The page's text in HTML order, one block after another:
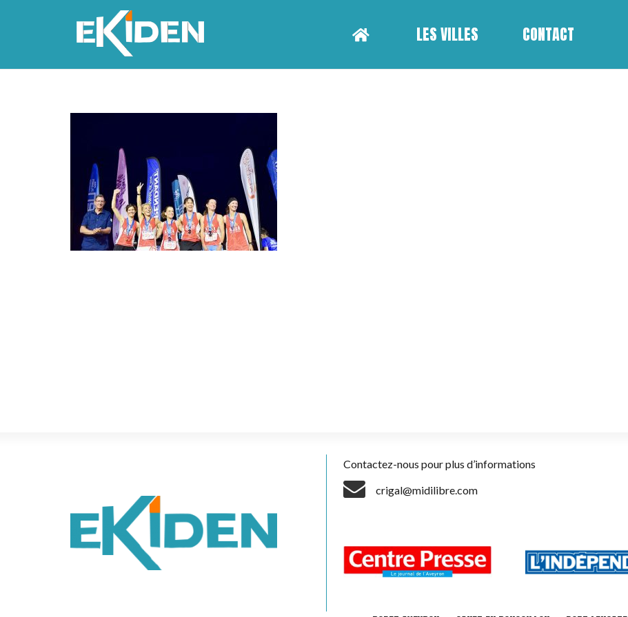
LES VILLES CONTACT
Contactez-nous pour plus d’informations
crigal@midilibre.com